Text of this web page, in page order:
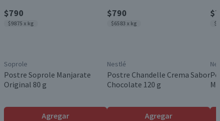
$790
$9875 x kg
Soprole
Postre Soprole Manjarate
Original 80 g
Agregar
$790
$6583 x kg
Nestlé
Postre Chandelle Crema Sabor
Chocolate 120 g
Agregar